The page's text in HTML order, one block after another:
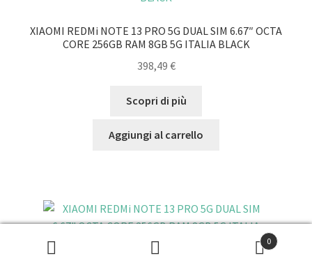
XIAOMI REDMi NOTE 13 PRO 5G DUAL SIM 6.67″ OCTA
CORE 256GB RAM 8GB 5G ITALIA BLACK
398,49 €
Scopri di più
Aggiungi al carrello
0